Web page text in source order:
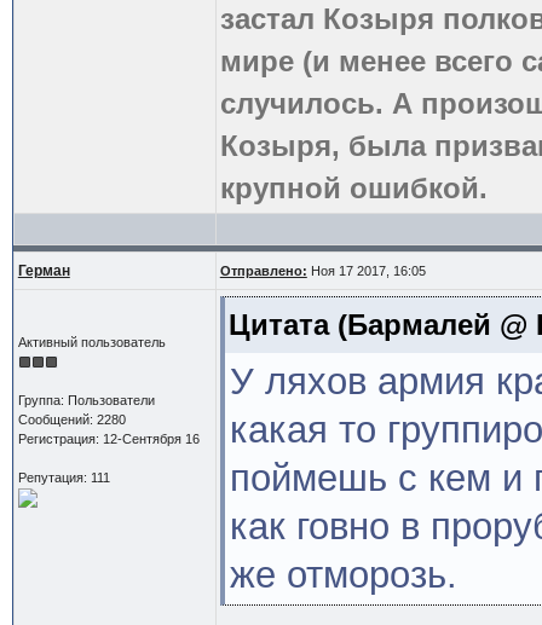
застал Козыря
мире (и менее всего
случилось. А
Козыря, была
крупной ошибкой.
Герман Отправлено: Ноя 17 2017, 16:05
Активный пользователь
Группа: Пользователи
Сообщений: 2280
Регистрация: 12-Сентября 16
Репутация: 111
Цитата(Бармалей @
У ляхов армия
какая то
поймешь с кем и
как говно в
же отморозь.